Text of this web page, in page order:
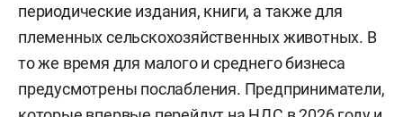
периодические издания, книги, а также для
племенных сельскохозяйственных животных. В
то же время для малого и среднего бизнеса
предусмотрены послабления. Предприниматели,